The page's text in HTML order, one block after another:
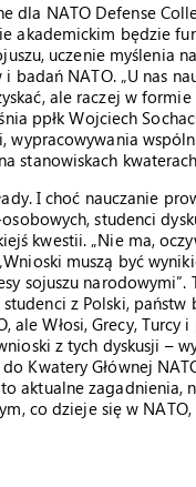
dla NATO Defense
akademickim będzie
uczenie myślenia
badań NATO. „U nas
ale raczej w
ppłk Wojciech
wypracowywania
stanowiskach
I choć nauczanie
studenci
kwestii. „Nie ma,
muszą być
sojuszu narodowymi”.
z Polski, państw
Włosi, Grecy, Turcy
z tych dyskusji –
Kwatery Głównej
aktualne zagadnienia,
co dzieje się w